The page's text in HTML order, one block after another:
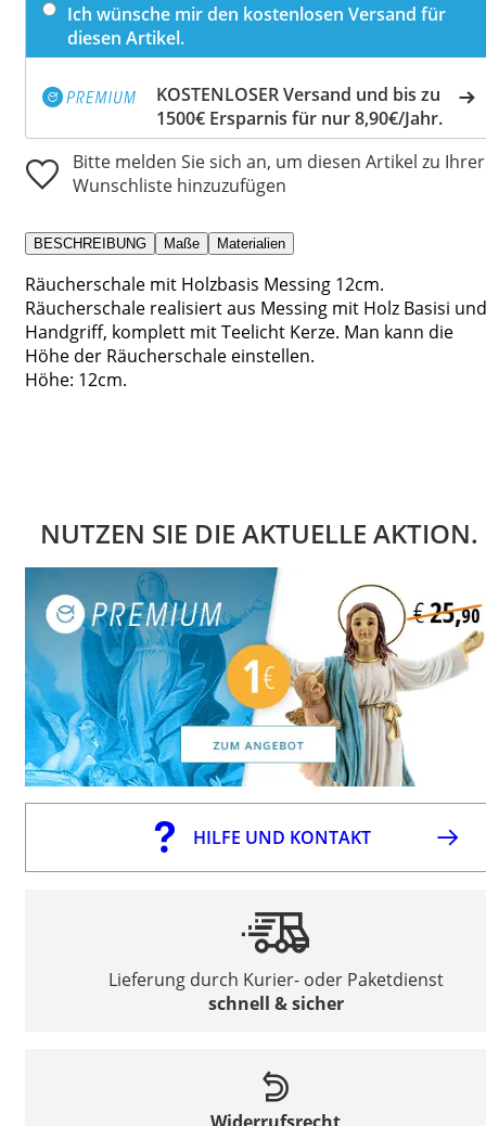
Ich wünsche mir den kostenlosen Versand für
diesen Artikel.
KOSTENLOSER Versand und bis zu
1500€ Ersparnis für nur 8,90€/Jahr.
Bitte melden Sie sich an, um diesen Artikel zu Ihrer
Wunschliste hinzuzufügen
BESCHREIBUNG Maße Materialien
Räucherschale mit Holzbasis Messing 12cm.
Räucherschale realisiert aus Messing mit Holz Basisi und
Handgriff, komplett mit Teelicht Kerze. Man kann die
Höhe der Räucherschale einstellen.
Höhe: 12cm.
NUTZEN SIE DIE AKTUELLE AKTION.
HILFE UND KONTAKT
Lieferung durch Kurier- oder Paketdienst
schnell & sicher